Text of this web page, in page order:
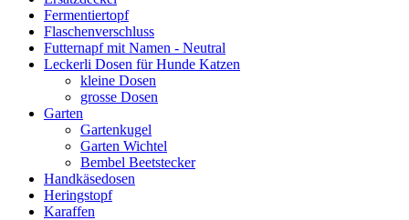
Fermentiertopf
Flaschenverschluss
Futternapf mit Namen - Neutral
Leckerli Dosen für Hunde Katzen
kleine Dosen
grosse Dosen
Garten
Gartenkugel
Garten Wichtel
Bembel Beetstecker
Handkäsedosen
Heringstopf
Karaffen